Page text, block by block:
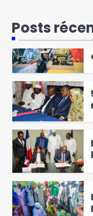
Posts
1
2
3
4